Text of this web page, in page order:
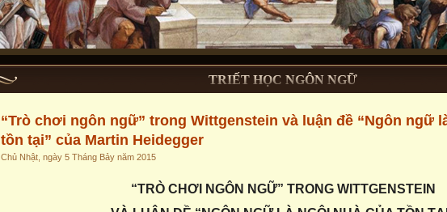
TRIẾT HỌC NGÔN NGỮ
“Trò chơi ngôn ngữ” trong Wittgenstein và luận đề “Ngôn ngữ
tồn tại” của Martin Heidegger
Chủ Nhật, ngày 5 Tháng Bảy năm 2015
“TRÒ CHƠI NGÔN NGỮ” TRONG WITTGENSTEIN